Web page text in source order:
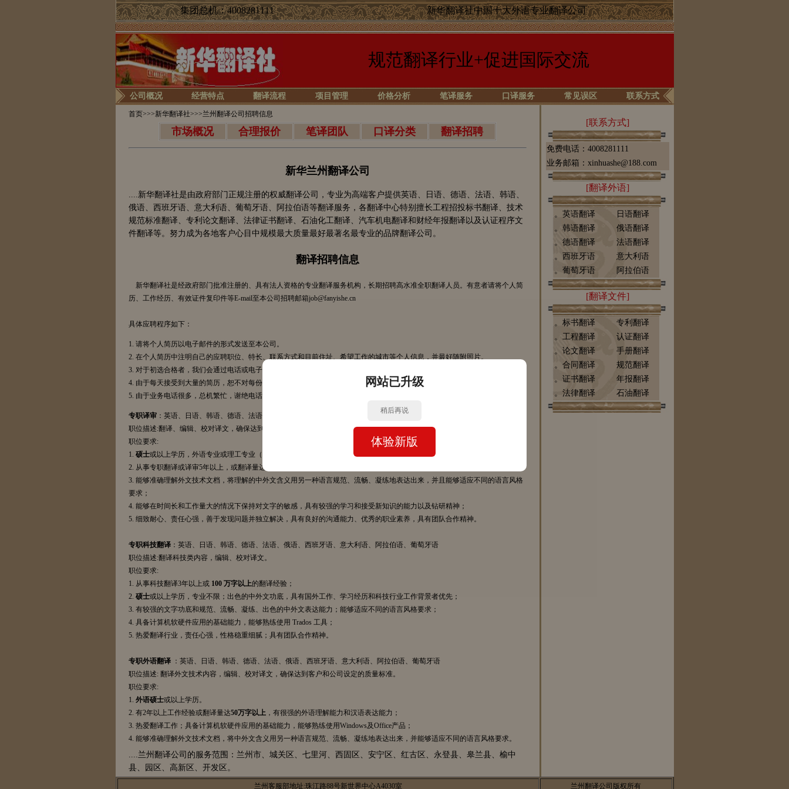
集团总机：4008281111 新华翻译社中国十大外语专业翻译公司
规范翻译行业+促进国际交流
公司概况 经营特点 翻译流程 项目管理 价格分析 笔译服务 口译服务 常见误区 联系方式
首页>>>新华翻译社>>>兰州翻译公司招聘信息
市场概况 合理报价 笔译团队 口译分类 翻译招聘
新华兰州翻译公司
....新华翻译社是由政府部门正规注册的权威翻译公司，专业为高端客户提供英语、日语、德语、法语、韩语、
俄语、西班牙语、意大利语、葡萄牙语、阿拉伯语等翻译服务，各翻译中心特别擅长工程招投标书翻译、技术
规范标准翻译、专利论文翻译、法律证书翻译、石油化工翻译、汽车机电翻译和财经年报翻译以及认证程序文
件翻译等。努力成为各地客户心目中规模最大质量最好最著名最专业的品牌翻译公司。
翻译招聘信息
新华翻译社是经政府部门批准注册的、具有法人资格的专业翻译服务机构，长期招聘高水准全职翻译人员。有意者请将个人简
历、工作经历、有效证件复印件等E-mail至本公司招聘邮箱job@fanyishe.cn
具体应聘程序如下：
1. 请将个人简历以电子邮件的形式发送至本公司。
2. 在个人简历中注明自己的应聘职位、特长、联系方式和目前住址、希望工作的城市等个人信息，并最好随附照片。
3. 对于初选合格者，我们会通过电话或电子邮件安排面试和笔试。
4. 由于每天接受到大量的简历，恕不对每份简历回复，请谅解。
5. 由于业务电话很多，总机繁忙，谢绝电话咨询，请谅解。
专职译审：英语、日语、韩语、德语、法语、俄语、西班牙语、意大利语、阿拉伯语、葡萄牙语
职位描述:翻译、编辑、校对译文，确保达到客户和公司设定的质量标准。负责电子文档的翻译、校对以及格式等后期处理。
职位要求:
1. 硕士或以上学历，外语专业或理工专业（计算机、通讯、自动化、电子等），或有参与大型翻译项目的经历；
2. 从事专职翻译或译审5年以上，或翻译量达
3. 能够准确理解外文技术文档，将理解的中外文含义用另一种语言规范、流畅、凝练地表达出来，并且能够适应不同的语言风格
要求；
4. 能够在时间长和工作量大的情况下保持对文字的敏感，具有较强的学习和接受新知识的能力以及钻研精神；
5. 细致耐心、责任心强，善于发现问题并独立解决，具有良好的沟通能力、优秀的职业素养，具有团队合作精神。
专职科技翻译：英语、日语、韩语、德语、法语、俄语、西班牙语、意大利语、阿拉伯语、葡萄牙语
职位描述:翻译科技类内容，编辑、校对译文。
职位要求:
1. 从事科技翻译3年以上或 100 万字以上的翻译经验；
2. 硕士或以上学历，专业不限；出色的中外文功底，具有国外工作、学习经历和科技行业工作背景者优先；
3. 有较强的文字功底和规范、流畅、凝练、出色的中外文表达能力；能够适应不同的语言风格要求；
4. 具备计算机软硬件应用的基础能力，能够熟练使用 Trados 工具；
5. 热爱翻译行业，责任心强，性格稳重细腻；具有团队合作精神。
专职外语翻译：英语、日语、韩语、德语、法语、俄语、西班牙语、意大利语、阿拉伯语、葡萄牙语
职位描述: 翻译外文技术内容，编辑、校对译文，确保达到客户和公司设定的质量标准。
职位要求:
1. 外语硕士或以上学历。
2. 有2年以上工作经验或翻译量达50万字以上，有很强的外语理解能力和汉语表达能力；
3. 热爱翻译工作；具备计算机软硬件应用的基础能力，能够熟练使用Windows及Office产品；
4. 能够准确理解外文技术文档，将中外文含义用另一种语言规范、流畅、凝练地表达出来，并能够适应不同的语言风格要求。
....兰州翻译公司的服务范围：兰州市、城关区、七里河、西固区、安宁区、红古区、永登县、皋兰县、榆中
县、园区、高新区、开发区。
[联系方式]
免费电话：4008281111
业务邮箱：xinhuashe@188.com
[翻译外语]
。英语翻译
日语翻译
。韩语翻译
俄语翻译
。德语翻译
法语翻译
。西班牙语
意大利语
。葡萄牙语
阿拉伯语
[翻译文件]
。标书翻译
专利翻译
。工程翻译
认证翻译
。论文翻译
手册翻译
。合同翻译
规范翻译
。证书翻译
年报翻译
。法律翻译
石油翻译
兰州客服部地址:珠江路88号新世界中心A4030室 兰州翻译公司版权所有
网站已升级
稍后再说
体验新版